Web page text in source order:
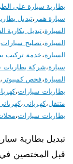
بطارية سيارة على
سيارة همر ،تبديل
السيارة،تبديل بكارية
السيارة،تصليح سيارات
السيارة،خدمة تركيب
سيارة،شركة بطاريات
السيارة،فحص كمبيوتر ،
بطاريات سيارات،
متنقل،كهربائي،
بطاريات سيارات،
تبديل بطارية
قبل المختصين